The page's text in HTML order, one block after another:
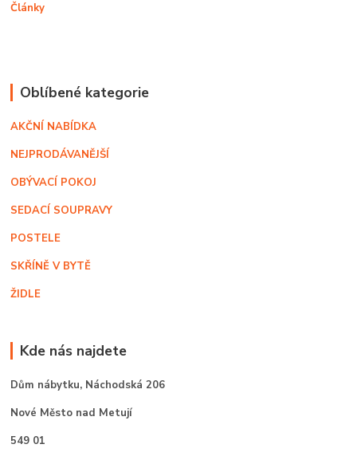
Články
Oblíbené kategorie
AKČNÍ NABÍDKA
NEJPRODÁVANĚJŠÍ
OBÝVACÍ POKOJ
SEDACÍ SOUPRAVY
POSTELE
SKŘÍNĚ V BYTĚ
ŽIDLE
Kde nás najdete
Dům nábytku, Náchodská 206
Nové Město nad Metují
549 01